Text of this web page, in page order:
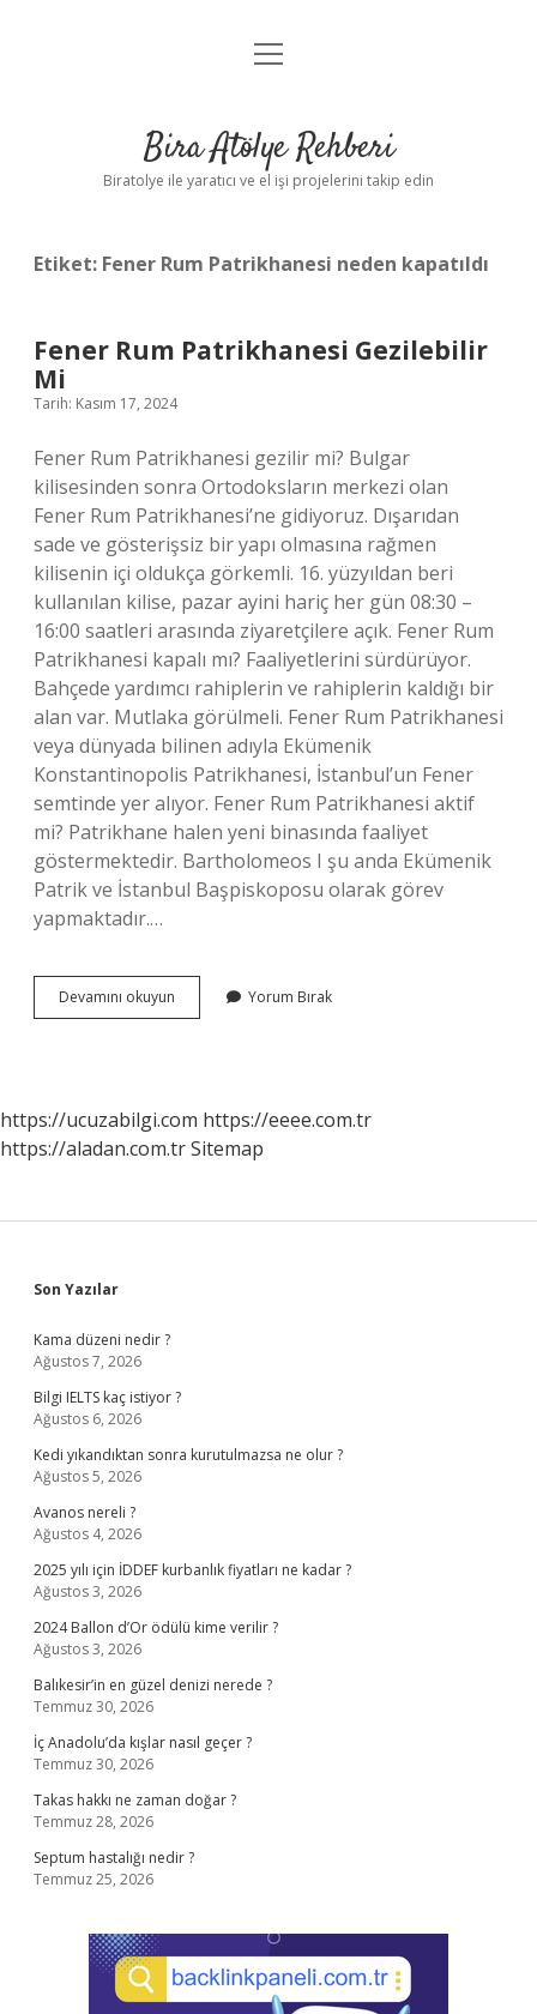
Anasayfa
Yasal Uyarı
menüyü
Bira Atölye Rehberi
Biratolye ile yaratıcı ve el işi projelerini takip edin
Etiket: Fener Rum Patrikhanesi neden kapatıldı
Fener Rum Patrikhanesi Gezilebilir
Mi
Tarih: Kasım 17, 2024
Fener Rum Patrikhanesi gezilir mi? Bulgar
kilisesinden sonra Ortodoksların merkezi olan
Fener Rum Patrikhanesi’ne gidiyoruz. Dışarıdan
sade ve gösterişsiz bir yapı olmasına rağmen
kilisenin içi oldukça görkemli. 16. yüzyıldan beri
kullanılan kilise, pazar ayini hariç her gün 08:30 –
16:00 saatleri arasında ziyaretçilere açık. Fener Rum
Patrikhanesi kapalı mı? Faaliyetlerini sürdürüyor.
Bahçede yardımcı rahiplerin ve rahiplerin kaldığı bir
alan var. Mutlaka görülmeli. Fener Rum Patrikhanesi
veya dünyada bilinen adıyla Ekümenik
Konstantinopolis Patrikhanesi, İstanbul’un Fener
semtinde yer alıyor. Fener Rum Patrikhanesi aktif
mi? Patrikhane halen yeni binasında faaliyet
göstermektedir. Bartholomeos I şu anda Ekümenik
Patrik ve İstanbul Başpiskoposu olarak görev
yapmaktadır.…
Devamını okuyun
Rum
Yorum Bırak
https://ucuzabilgi.com https://eeee.com.tr
https://aladan.com.trSitemap
Sidebar
Son Yazılar
Kama düzeni nedir ?
Ağustos 7, 2026
Bilgi IELTS kaç istiyor ?
Ağustos 6, 2026
Kedi yıkandıktan sonra kurutulmazsa ne olur ?
Ağustos 5, 2026
Avanos nereli ?
Ağustos 4, 2026
2025 yılı için İDDEF kurbanlık fiyatları ne kadar ?
Ağustos 3, 2026
2024 Ballon d’Or ödülü kime verilir ?
Ağustos 3, 2026
Balıkesir’in en güzel denizi nerede ?
Temmuz 30, 2026
İç Anadolu’da kışlar nasıl geçer ?
Temmuz 30, 2026
Takas hakkı ne zaman doğar ?
Temmuz 28, 2026
Septum hastalığı nedir ?
Temmuz 25, 2026